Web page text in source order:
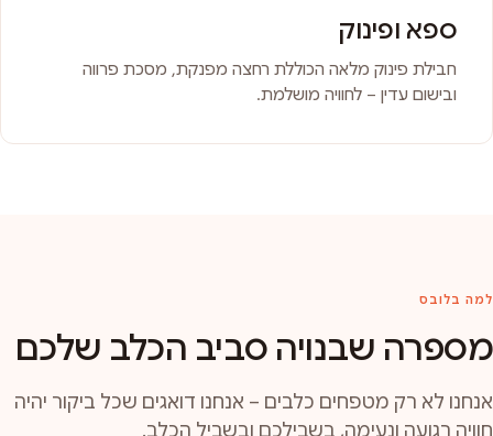
ספא ופינוק
חבילת פינוק מלאה הכוללת רחצה מפנקת, מסכת פרווה
ובישום עדין – לחוויה מושלמת.
למה בלובס
מספרה שבנויה סביב הכלב שלכם
אנחנו לא רק מטפחים כלבים – אנחנו דואגים שכל ביקור יהיה
חוויה רגועה ונעימה, בשבילכם ובשביל הכלב.